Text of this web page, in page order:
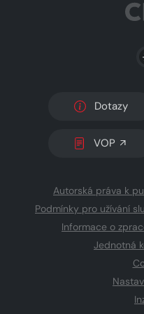
Dotazy
VOP
Autorská práva k
Podmínky pro užívání
Informace o
Jednotná